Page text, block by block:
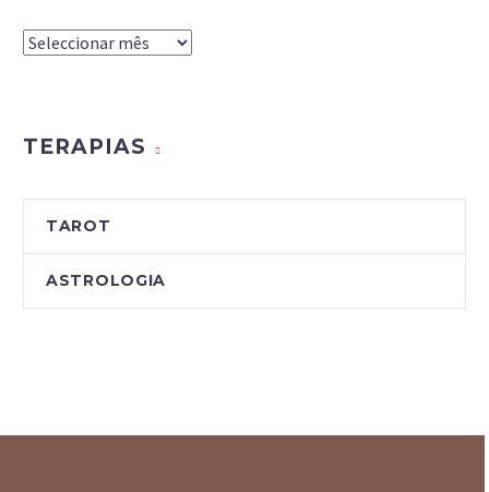
Arquivo
TERAPIAS
TAROT
ASTROLOGIA